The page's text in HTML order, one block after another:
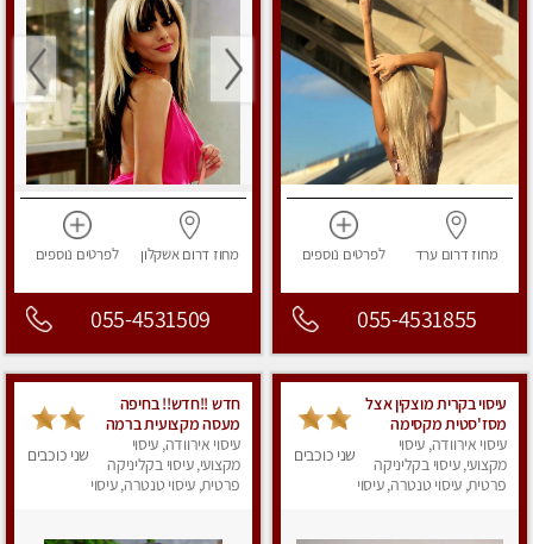
מחוז דרוםערד לפרטים נוספים
055-4531855
מחוז דרוםאשקלון לפרטים נוספים
055-4531509
עיסוי בקרית מוצקין אצל
מסז'סטית מקסימה
בקרית מוצקין.
עיסוי אירוודה, עיסוי
מקצועי, עיסוי בקליניקה
פרטית, עיסוי טנטרה, עיסוי
שני כוכבים
חדש !!חדש!! בחיפה
מעסה מקצועית ברמה
גבוה
עיסוי אירוודה, עיסוי
מקצועי, עיסוי בקליניקה
פרטית, עיסוי טנטרה, עיסוי
שני כוכבים